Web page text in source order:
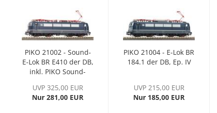
PIKO 21002 - Sound-
E-Lok BR E410 der DB,
inkl. PIKO Sound-
UVP 325,00 EUR
Nur 281,00 EUR
PIKO 21004 - E-Lok BR
184.1 der DB, Ep. IV
UVP 215,00 EUR
Nur 185,00 EUR